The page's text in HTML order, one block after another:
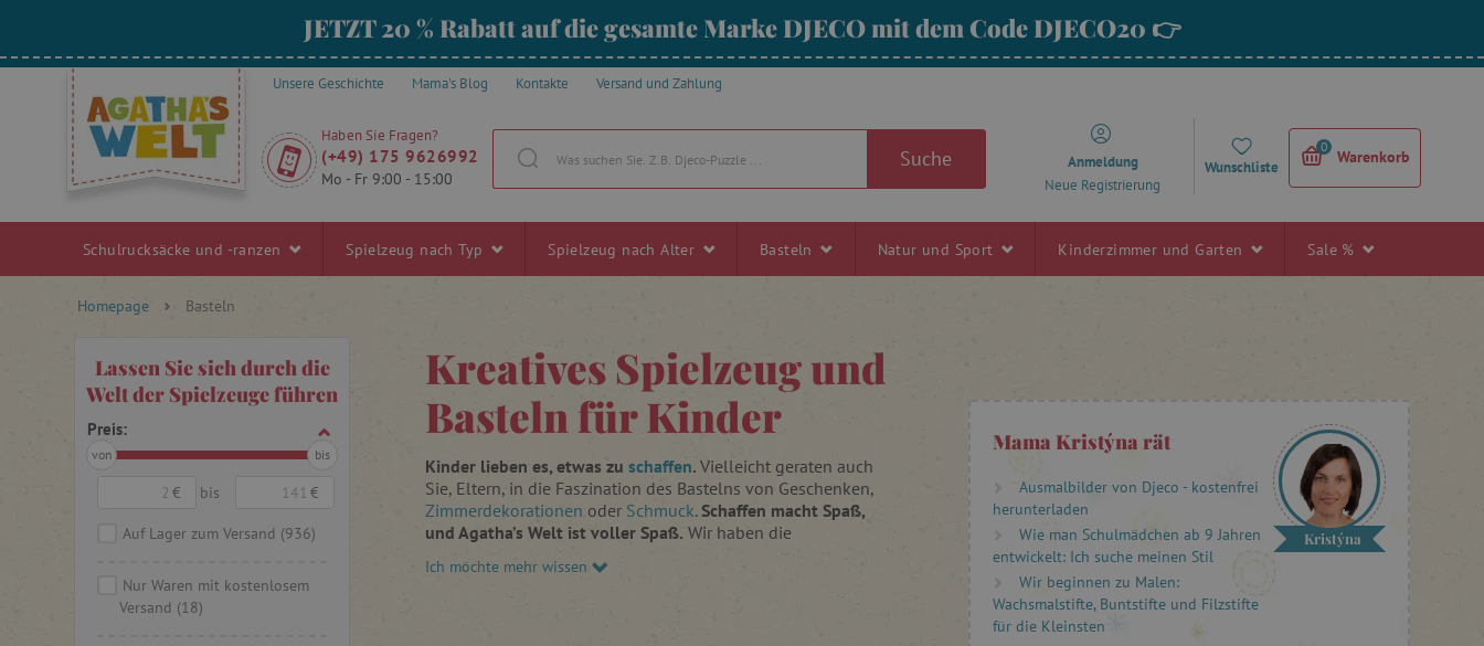
JETZT 20 % Rabatt auf die gesamte Marke DJECO mit dem Code DJECO20 👉
Unsere Geschichte Mama's Blog Kontakte Versand und Zahlung
Haben Sie Fragen?
(+49) 175 9626992
Mo - Fr 9:00 - 15:00
Suche
Anmeldung
Neue Registrierung
Wunschliste
0
Warenkorb
Schulrucksäcke und -ranzen Spielzeug nach Typ Spielzeug nach Alter Basteln Natur und Sport Kinderzimmer und Garten Sale %
Homepage Basteln
Lassen Sie sich durch die
Welt der Spielzeuge führen
Preis:
von bis
€ bis €
Auf Lager zum Versand (936)
Nur Waren mit kostenlosem
Versand (18)
Kreatives Spielzeug und
Basteln für Kinder
Kinder lieben es, etwas zu schaffen. Vielleicht geraten auch
Sie, Eltern, in die Faszination des Bastelns von Geschenken,
Zimmerdekorationen oder Schmuck. Schaffen macht Spaß,
und Agatha’s Welt ist voller Spaß. Wir haben die
Kreativsetszusammengestellt. Versuchen Sie, farbigen
Ich möchte mehr wissen
Mama Kristýna rät
Ausmalbilder von Djeco - kostenfrei
herunterladen
Wie man Schulmädchen ab 9 Jahren
entwickelt: Ich suche meinen Stil
Wir beginnen zu Malen:
Wachsmalstifte, Buntstifte und Filzstifte
für die Kleinsten
Kristýna